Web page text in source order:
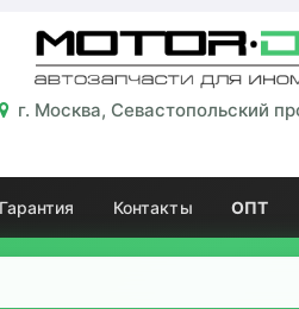
г. Москва, Севастопольский
Гарантия Контакты ОПТ